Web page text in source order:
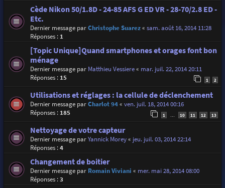
Cède Nikon 50/1.8D - 24-85 AFS G ED VR - 28-70/2.8 ED -
Etc.
Dernier message parChristophe Suarez« sam. août 16, 2014 11:28
Réponses : 1
[Topic Unique]Quand smartphones et orages font bon
ménage
Dernier message par Matthieu Vessiere« mar. juil. 22, 2014 20:11
Réponses : 15 1 2
Utilisations et réglages : la cellule de déclenchement
Dernier message parCharlot 94« ven. juil. 18, 2014 00:16
Réponses : 185 1 … 10 11 12 13
Nettoyage de votre capteur
Dernier message parYannick Morey« jeu. juil. 03, 2014 22:14
Réponses :4
Changement de boitier
Dernier message par Romain Viviani « mer. mai 28, 2014 08:00
Réponses :3